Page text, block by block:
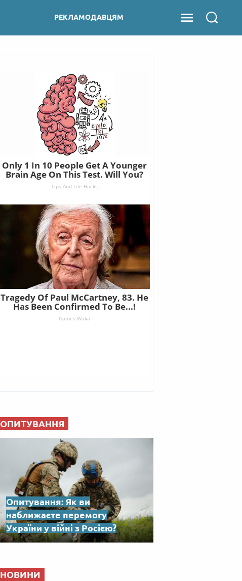
РЕКЛАМОДАВЦЯМ
ОПИТУВАННЯ
Опитування: Як ви
наближаєте перемогу
України у війні з Росією?
НОВИНИ